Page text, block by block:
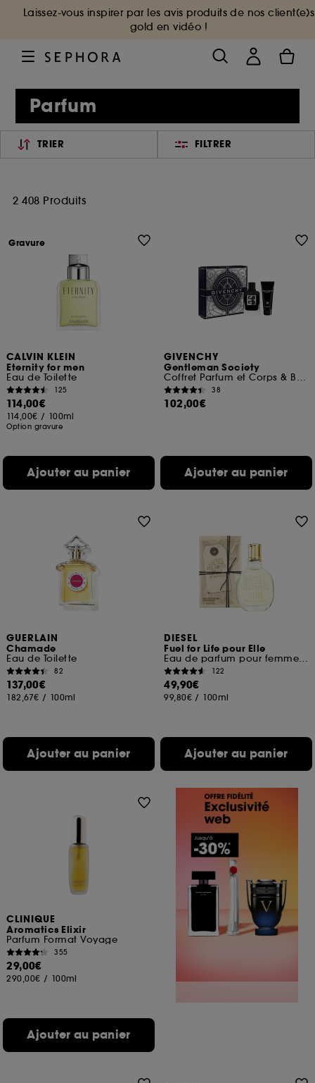
Laissez-vous inspirer par les avis produits de nos client(e)s
gold en vidéo !
Parfum
TRIER FILTRER
2 408 Produits
CALVIN KLEIN
Eternity for men
Eau de Toilette
125
114,00€
114,00€ / 100ml
Option gravure
Ajouter au panier
Gravure
GIVENCHY
Gentleman Society
Coffret Parfum et Corps & Bain
38
102,00€
Ajouter au panier
GUERLAIN
Chamade
Eau de Toilette
82
137,00€
182,67€ / 100ml
Ajouter au panier
DIESEL
Fuel for Life pour Elle
Eau de parfum pour femme aux senteurs orientales
122
49,90€
99,80€ / 100ml
Ajouter au panier
CLINIQUE
Aromatics Elixir
Parfum Format Voyage
355
29,00€
290,00€ / 100ml
Ajouter au panier